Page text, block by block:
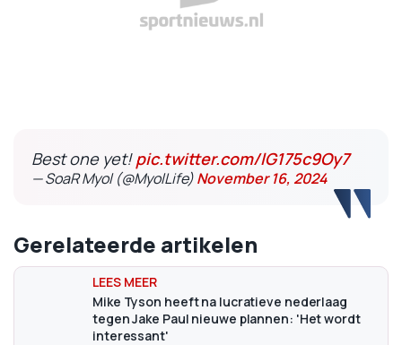
Best one yet!pic.twitter.com/lG175c9Oy7
— SoaR Myol (@MyolLife)November 16, 2024
Gerelateerde artikelen
Mike Tyson heeft na lucratieve nederlaag
tegen Jake Paul nieuwe plannen: 'Het wordt
interessant'